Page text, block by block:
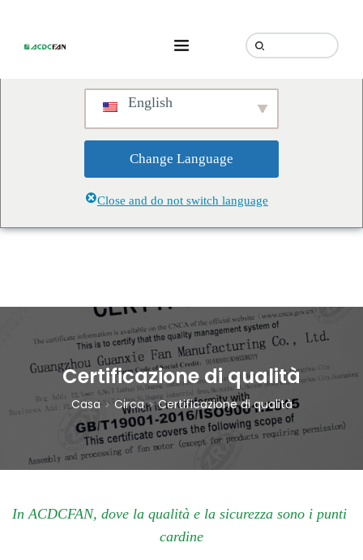
speaking a different language.
Do you want to change to:
English
Change Language
Close and do not switch language
Certificazione di qualità
Casa Circa Certificazione di qualità
In ACDCFAN, dove la qualità e la sicurezza sono i punti
cardine